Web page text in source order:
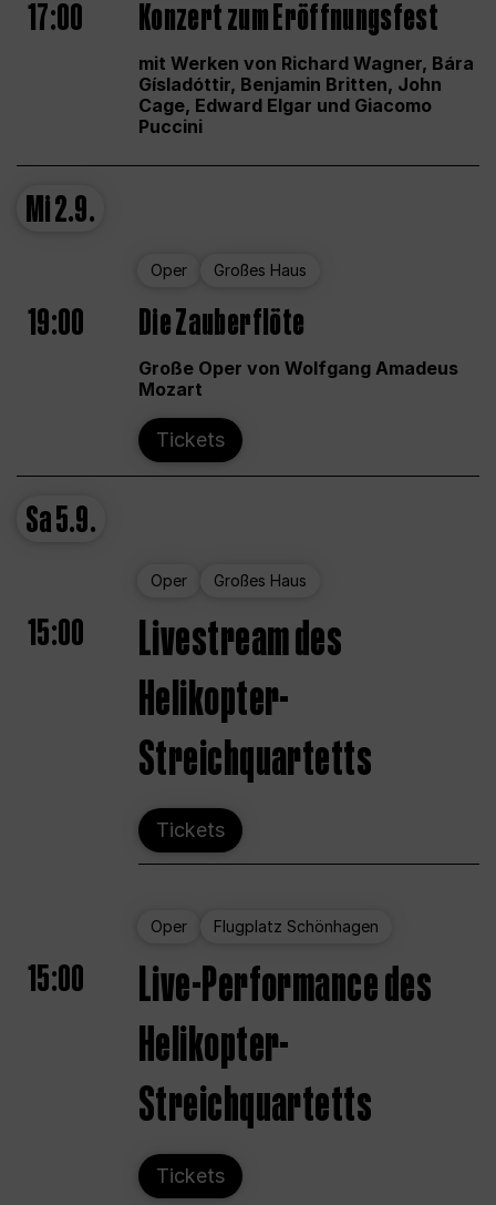
17:00 Konzert zum Eröffnungsfest
mit Werken von Richard Wagner, Bára
Gísladóttir, Benjamin Britten, John
Cage, Edward Elgar und Giacomo
Puccini
Mi2.9.
Oper Großes Haus
19:00 Die Zauberflöte
Große Oper von Wolfgang Amadeus
Mozart
Tickets
Sa5.9.
Oper Großes Haus
15:00
Livestream des
Helikopter-
Streichquartetts
Tickets
Oper Flugplatz Schönhagen
15:00
Live-Performance des
Helikopter-
Streichquartetts
Tickets